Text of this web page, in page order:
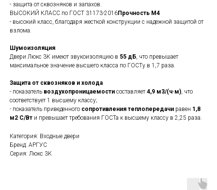
- защита от сквозняков и запахов.
ВЫСОКИЙ КЛАСС по ГОСТ 31173-2016Прочность М4
- высокий класс, благодаря жесткой конструкции с надежной защитой от
взлома.
Шумоизоляция
Двери Люкс 3К имеют звукоизоляцию в 55 дБ, что превышает
максимальное значение высшего класса по ГОСТу в 1,7 раза.
Защита от сквозняков и холода
- показатель воздухопроницаемости составляет4,9 м3/(ч·м), что
соответствует 1 высшему классу;
- показатель приведенного сопротивления теплопередачи равен 1,8
м2 С/Вт и превышает требования ГОСТа к высшему классу в 2,25 раза.
Категория: Входные двери
Бренд: АРГУС
Серия: Люкс 3К